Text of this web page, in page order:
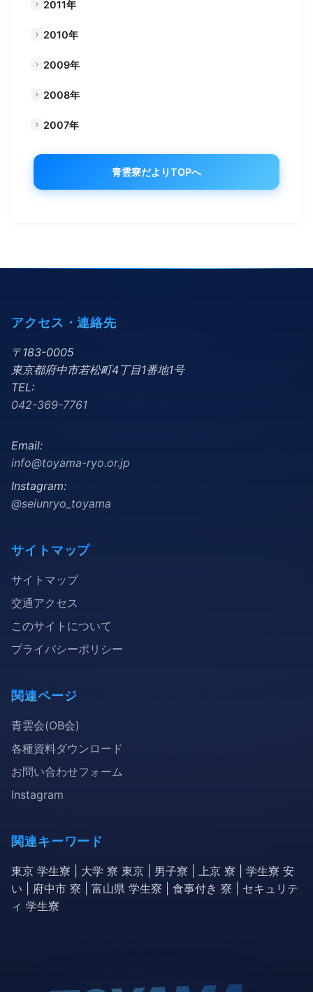
2011年
2010年
2009年
2008年
2007年
青雲寮だよりTOPへ
アクセス・連絡先
〒183-0005
東京都府中市若松町4丁目1番地1号
TEL:
042-369-7761
Email:
info@toyama-ryo.or.jp
Instagram:
@seiunryo_toyama
サイトマップ
サイトマップ
交通アクセス
このサイトについて
プライバシーポリシー
関連ページ
青雲会(OB会)
各種資料ダウンロード
お問い合わせフォーム
Instagram
関連キーワード
東京 学生寮 | 大学 寮 東京 | 男子寮 | 上京 寮 | 学生寮 安
い | 府中市 寮 | 富山県 学生寮 | 食事付き 寮 | セキュリテ
ィ 学生寮